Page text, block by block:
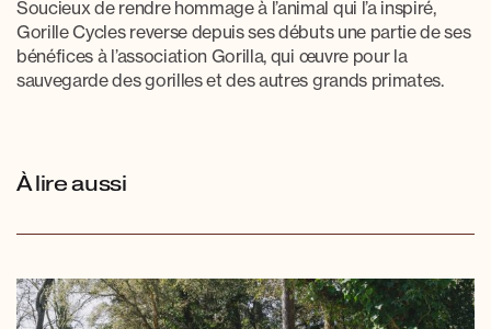
Soucieux de rendre hommage à l’animal qui l’a inspiré,
Gorille Cycles reverse depuis ses débuts une partie de ses
bénéfices à l’association Gorilla, qui œuvre pour la
sauvegarde des gorilles et des autres grands primates.
À lire aussi